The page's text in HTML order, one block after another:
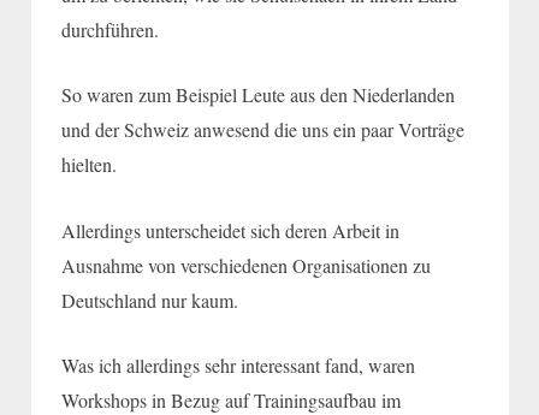
durchführen.
So waren zum Beispiel Leute aus den Niederlanden
und der Schweiz anwesend die uns ein paar Vorträge
hielten.
Allerdings unterscheidet sich deren Arbeit in
Ausnahme von verschiedenen Organisationen zu
Deutschland nur kaum.
Was ich allerdings sehr interessant fand, waren
Workshops in Bezug auf Trainingsaufbau im